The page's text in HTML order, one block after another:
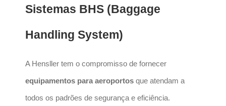
Sistemas BHS (Baggage
Handling System)
A Hensller tem o compromisso de fornecer
equipamentos para aeroportos que atendam a
todos os padrões de segurança e eficiência.